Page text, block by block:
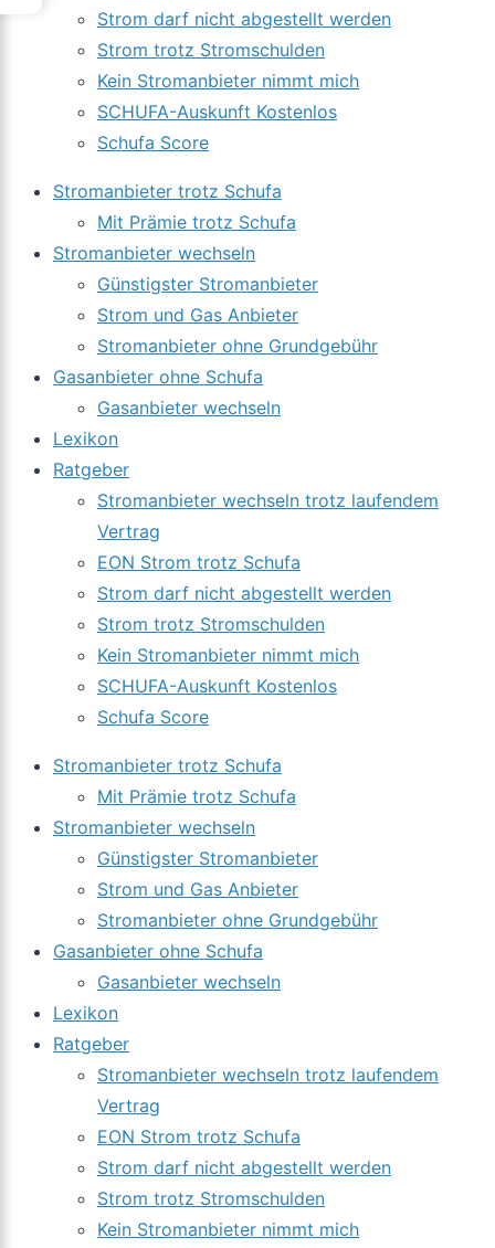
Strom darf nicht abgestellt werden
Strom trotz Stromschulden
Kein Stromanbieter nimmt mich
SCHUFA-Auskunft Kostenlos
Schufa Score
Stromanbieter trotz Schufa
Mit Prämie trotz Schufa
Stromanbieter wechseln
Günstigster Stromanbieter
Strom und Gas Anbieter
Stromanbieter ohne Grundgebühr
Gasanbieter ohne Schufa
Gasanbieter wechseln
Lexikon
Ratgeber
Stromanbieter wechseln trotz laufendem
Vertrag
EON Strom trotz Schufa
Strom darf nicht abgestellt werden
Strom trotz Stromschulden
Kein Stromanbieter nimmt mich
SCHUFA-Auskunft Kostenlos
Schufa Score
Stromanbieter trotz Schufa
Mit Prämie trotz Schufa
Stromanbieter wechseln
Günstigster Stromanbieter
Strom und Gas Anbieter
Stromanbieter ohne Grundgebühr
Gasanbieter ohne Schufa
Gasanbieter wechseln
Lexikon
Ratgeber
Stromanbieter wechseln trotz laufendem
Vertrag
EON Strom trotz Schufa
Strom darf nicht abgestellt werden
Strom trotz Stromschulden
Kein Stromanbieter nimmt mich